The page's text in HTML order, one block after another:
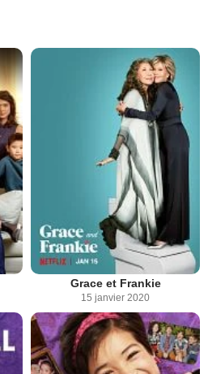
Grace et Frankie
15 janvier 2020